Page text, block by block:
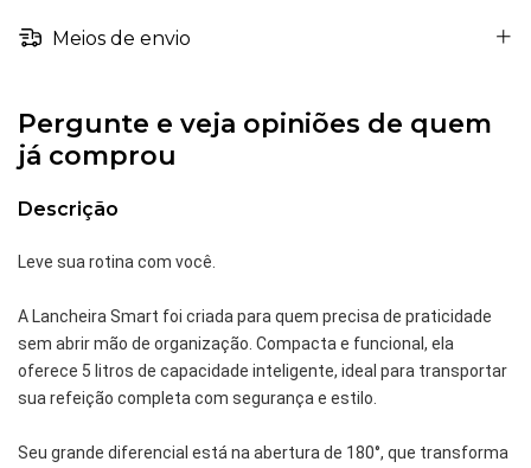
Meios de envio
Pergunte e veja opiniões de quem
já comprou
Descrição
Leve sua rotina com você.
A Lancheira Smart foi criada para quem precisa de praticidade
sem abrir mão de organização. Compacta e funcional, ela
oferece 5 litros de capacidade inteligente, ideal para transportar
sua refeição completa com segurança e estilo.
Seu grande diferencial está na abertura de 180°, que transforma